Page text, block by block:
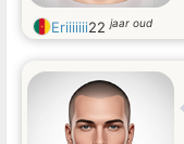
Eriiiiiii22jaar oud